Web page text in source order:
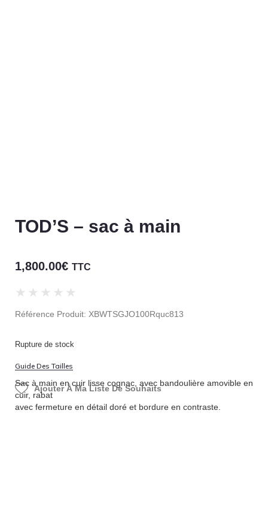
TOD’S – sac à main
1,800.00€ TTC
★ ★ ★ ★ ★
Référence Produit: XBWTSGJO100Rquc813
Rupture de stock
Guide Des Tailles
Ajouter À Ma Liste De Souhaits
Sac à main en cuir lisse cognac, avec bandoulière amovible en
cuir, rabat
avec fermeture en détail doré et bordure en contraste.